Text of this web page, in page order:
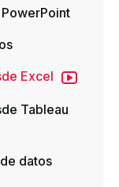
Excel
Tableau
datos